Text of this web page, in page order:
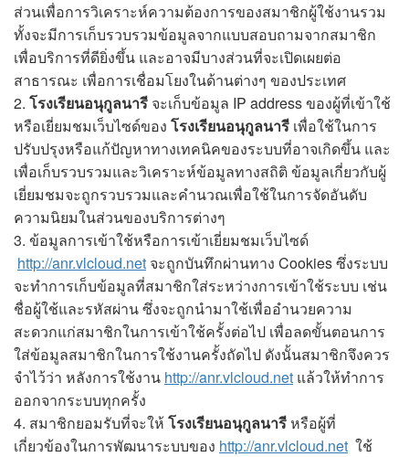
ส่วนเพื่อการวิเคราะห์ความต้องการของสมาชิกผู้ใช้งานรวม
ทั้งจะมีการเก็บรวบรวมข้อมูลจากแบบสอบถามจากสมาชิก
เพื่อบริการที่ดียิ่งขึ้น และอาจมีบางส่วนที่จะเปิดเผยต่อ
สาธารณะ เพื่อการเชื่อมโยงในด้านต่างๆ ของประเทศ
2. โรงเรียนอนุกูลนารี จะเก็บข้อมูล IP address ของผู้ที่เข้าใช้
หรือเยี่ยมชมเว็บไซด์ของ โรงเรียนอนุกูลนารี เพื่อใช้ในการ
ปรับปรุงหรือแก้ปัญหาทางเทคนิคของระบบที่อาจเกิดขึ้น และ
เพื่อเก็บรวบรวมและวิเคราะห์ข้อมูลทางสถิติ ข้อมูลเกี่ยวกับผู้
เยี่ยมชมจะถูกรวบรวมและคำนวณเพื่อใช้ในการจัดอันดับ
ความนิยมในส่วนของบริการต่างๆ
3. ข้อมูลการเข้าใช้หรือการเข้าเยี่ยมชมเว็บไซด์
http://anr.vlcloud.net จะถูกบันทึกผ่านทาง Cookies ซึ่งระบบ
จะทำการเก็บข้อมูลที่สมาชิกใส่ระหว่างการเข้าใช้ระบบ เช่น
ชื่อผู้ใช้และรหัสผ่าน ซึ่งจะถูกนำมาใช้เพื่ออำนวยความ
สะดวกแก่สมาชิกในการเข้าใช้ครั้งต่อไป เพื่อลดขั้นตอนการ
ใส่ข้อมูลสมาชิกในการใช้งานครั้งถัดไป ดังนั้นสมาชิกจึงควร
จำไว้ว่า หลังการใช้งาน http://anr.vlcloud.net แล้วให้ทำการ
ออกจากระบบทุกครั้ง
4. สมาชิกยอมรับที่จะให้โรงเรียนอนุกูลนารีหรือผู้ที่
เกี่ยวข้องในการพัฒนาระบบของ http://anr.vlcloud.net ใช้